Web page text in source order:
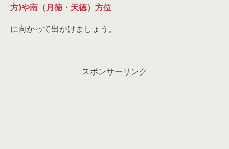
方)や南（月徳・天徳）方位
に向かって出かけましょう。
スポンサーリンク